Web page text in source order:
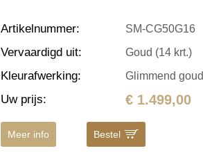
Artikelnummer: SM-CG50G16
Vervaardigd uit: Goud (14 krt.)
Kleurafwerking: Glimmend goud
Uw prijs: € 1.499,00
Meer info Bestel